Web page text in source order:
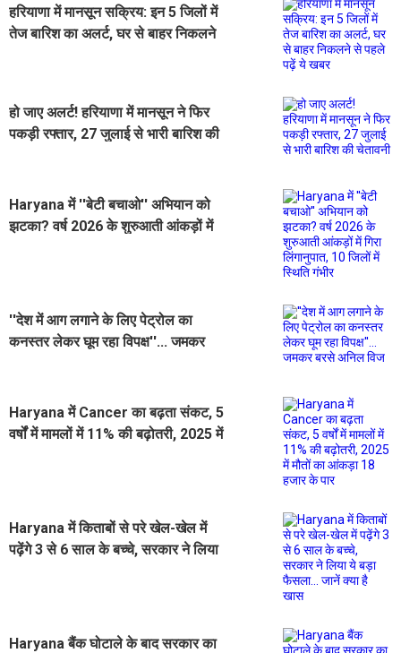
हरियाणा में मानसून सक्रिय: इन 5 जिलों में
तेज बारिश का अलर्ट, घर से बाहर निकलने
हो जाए अलर्ट! हरियाणा में मानसून ने फिर
पकड़ी रफ्तार, 27 जुलाई से भारी बारिश की
Haryana में ''बेटी बचाओ'' अभियान को
झटका? वर्ष 2026 के शुरुआती आंकड़ों में
''देश में आग लगाने के लिए पेट्रोल का
कनस्तर लेकर घूम रहा विपक्ष''... जमकर
Haryana में Cancer का बढ़ता संकट, 5
वर्षों में मामलों में 11% की बढ़ोतरी, 2025 में
Haryana में किताबों से परे खेल-खेल में
पढ़ेंगे 3 से 6 साल के बच्चे, सरकार ने लिया
Haryana बैंक घोटाले के बाद सरकार का